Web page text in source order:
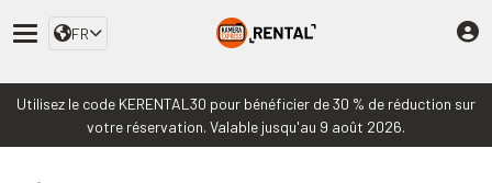
FR
Utilisez le code KERENTAL30 pour bénéficier de 30 % de réduction sur
votre réservation. Valable jusqu'au 9 août 2026.